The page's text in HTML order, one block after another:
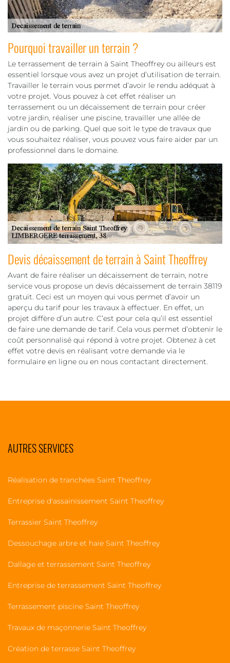
Pourquoi travailler un terrain ?
Le terrassement de terrain à Saint Theoffrey ou ailleurs est
essentiel lorsque vous avez un projet d’utilisation de terrain.
Travailler le terrain vous permet d’avoir le rendu adéquat à
votre projet. Vous pouvez à cet effet réaliser un
terrassement ou un décaissement de terrain pour créer
votre jardin, réaliser une piscine, travailler une allée de
jardin ou de parking. Quel que soit le type de travaux que
vous souhaitez réaliser, vous pouvez vous faire aider par un
professionnel dans le domaine.
Devis décaissement de terrain à Saint Theoffrey
Avant de faire réaliser un décaissement de terrain, notre
service vous propose un devis décaissement de terrain 38119
gratuit. Ceci est un moyen qui vous permet d’avoir un
aperçu du tarif pour les travaux à effectuer. En effet, un
projet diffère d’un autre. C’est pour cela qu’il est essentiel
de faire une demande de tarif. Cela vous permet d’obtenir le
coût personnalisé qui répond à votre projet. Obtenez à cet
effet votre devis en réalisant votre demande via le
formulaire en ligne ou en nous contactant directement.
AUTRES SERVICES
Réalisation de tranchées Saint Theoffrey
Entreprise d'assainissement Saint Theoffrey
Terrassier Saint Theoffrey
Dessouchage arbre et haie Saint Theoffrey
Dallage et terrassement Saint Theoffrey
Entreprise de terrassement Saint Theoffrey
Terrassement piscine Saint Theoffrey
Travaux de maçonnerie Saint Theoffrey
Création de terrasse Saint Theoffrey